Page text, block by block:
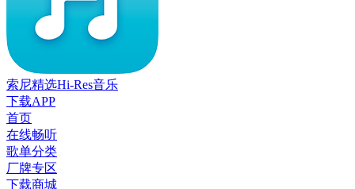
索尼精选Hi-Res音乐
下载APP
首页
在线畅听
歌单分类
厂牌专区
下载商城